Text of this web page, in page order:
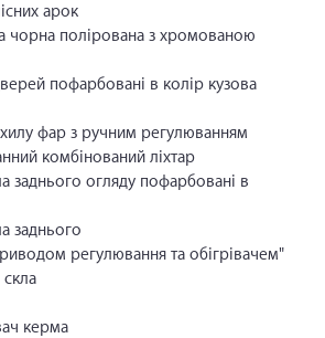
арок
чорна полірована з хромованою
пофарбовані в колір кузова
фар з ручним регулюванням
комбінований ліхтар
заднього огляду пофарбовані в
заднього
регулювання та обігрівачем"
скла
керма